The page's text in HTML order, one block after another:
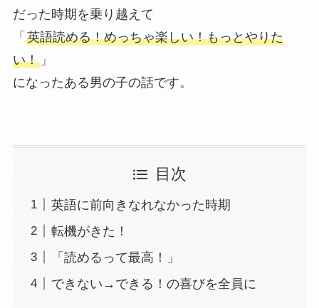
だった時期を乗り越えて
「 英語読める！めっちゃ楽しい！もっとやりた
い！」
になったある男の子の話です。
目次
英語に前向きなれなかった時期
転機がきた！
「読めるって最高！」
できない→できる！の喜びを全員に